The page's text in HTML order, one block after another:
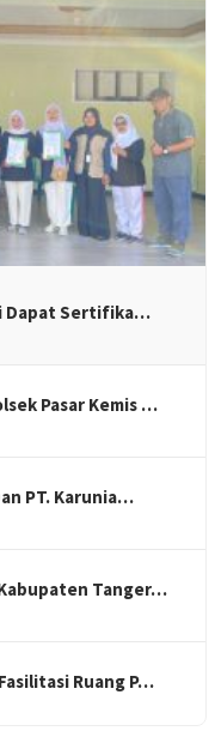
Dapat Sertifika…
Pasar Kemis …
PT. Karunia…
Kabupaten Tanger…
Ruang P…